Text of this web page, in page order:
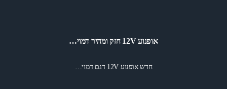
אופנוע 12V חזק ומהיר דמוי…
חדש אופנוע 12V דגם דמוי…